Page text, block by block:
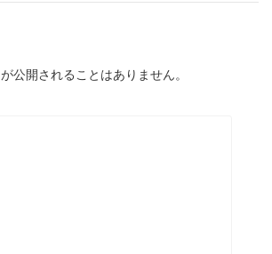
公開されることはありません。